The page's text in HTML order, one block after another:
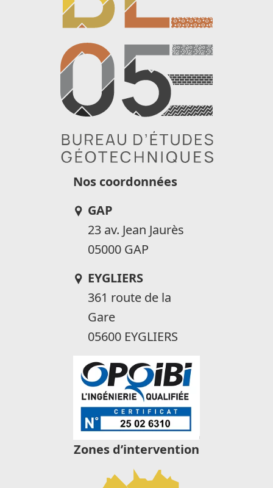
Nos coordonnées
GAP
23 av. Jean Jaurès
05000 GAP
EYGLIERS
361 route de la
Gare
05600 EYGLIERS
Zones d’intervention